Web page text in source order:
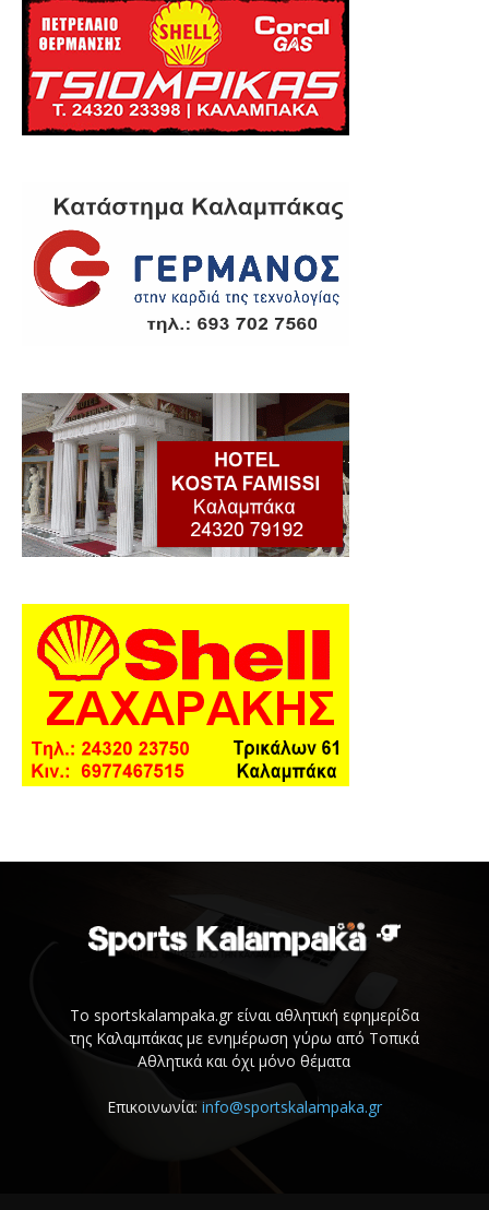
Το sportskalampaka.gr είναι αθλητική εφημερίδα
της Καλαμπάκας με ενημέρωση γύρω από Τοπικά
Αθλητικά και όχι μόνο θέματα
Επικοινωνία: info@sportskalampaka.gr